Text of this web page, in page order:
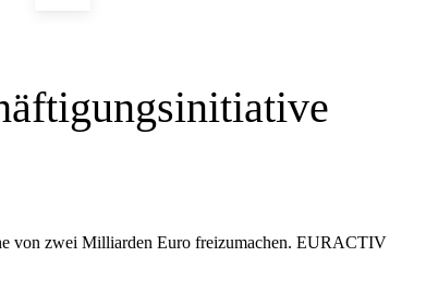
von zwei Milliarden Euro freizumachen. EURACTIV